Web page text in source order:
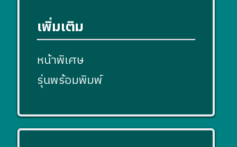
เพิ่มเติม
หน้าพิเศษ
รุ่นพร้อมพิมพ์